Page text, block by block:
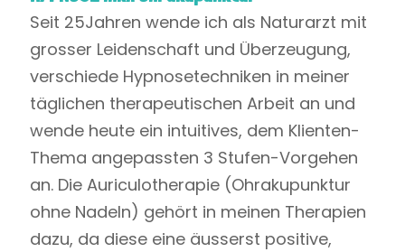
Seit 25Jahren wende ich als Naturarzt mit
grosser Leidenschaft und Überzeugung,
verschiede Hypnosetechniken in meiner
täglichen therapeutischen Arbeit an und
wende heute ein intuitives, dem Klienten-
Thema angepassten 3 Stufen-Vorgehen
an. Die Auriculotherapie (Ohrakupunktur
ohne Nadeln) gehört in meinen Therapien
dazu, da diese eine äusserst positive,